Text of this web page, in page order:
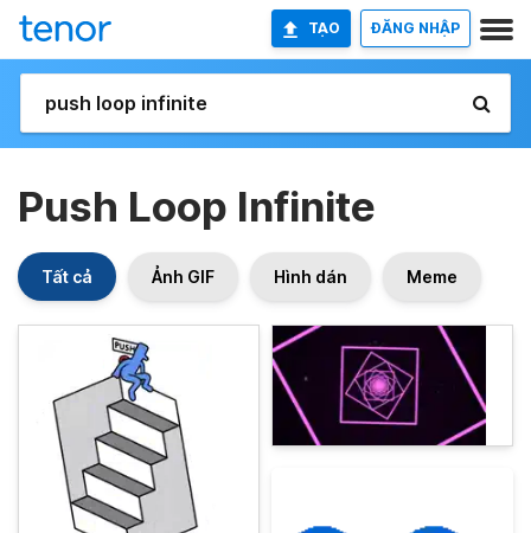
TẠO ĐĂNG NHẬP
Push Loop Infinite
Tất cả Ảnh GIF Hình dán Meme